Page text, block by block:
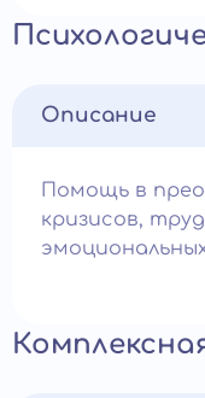
Описание
Помощь в
кризисов,